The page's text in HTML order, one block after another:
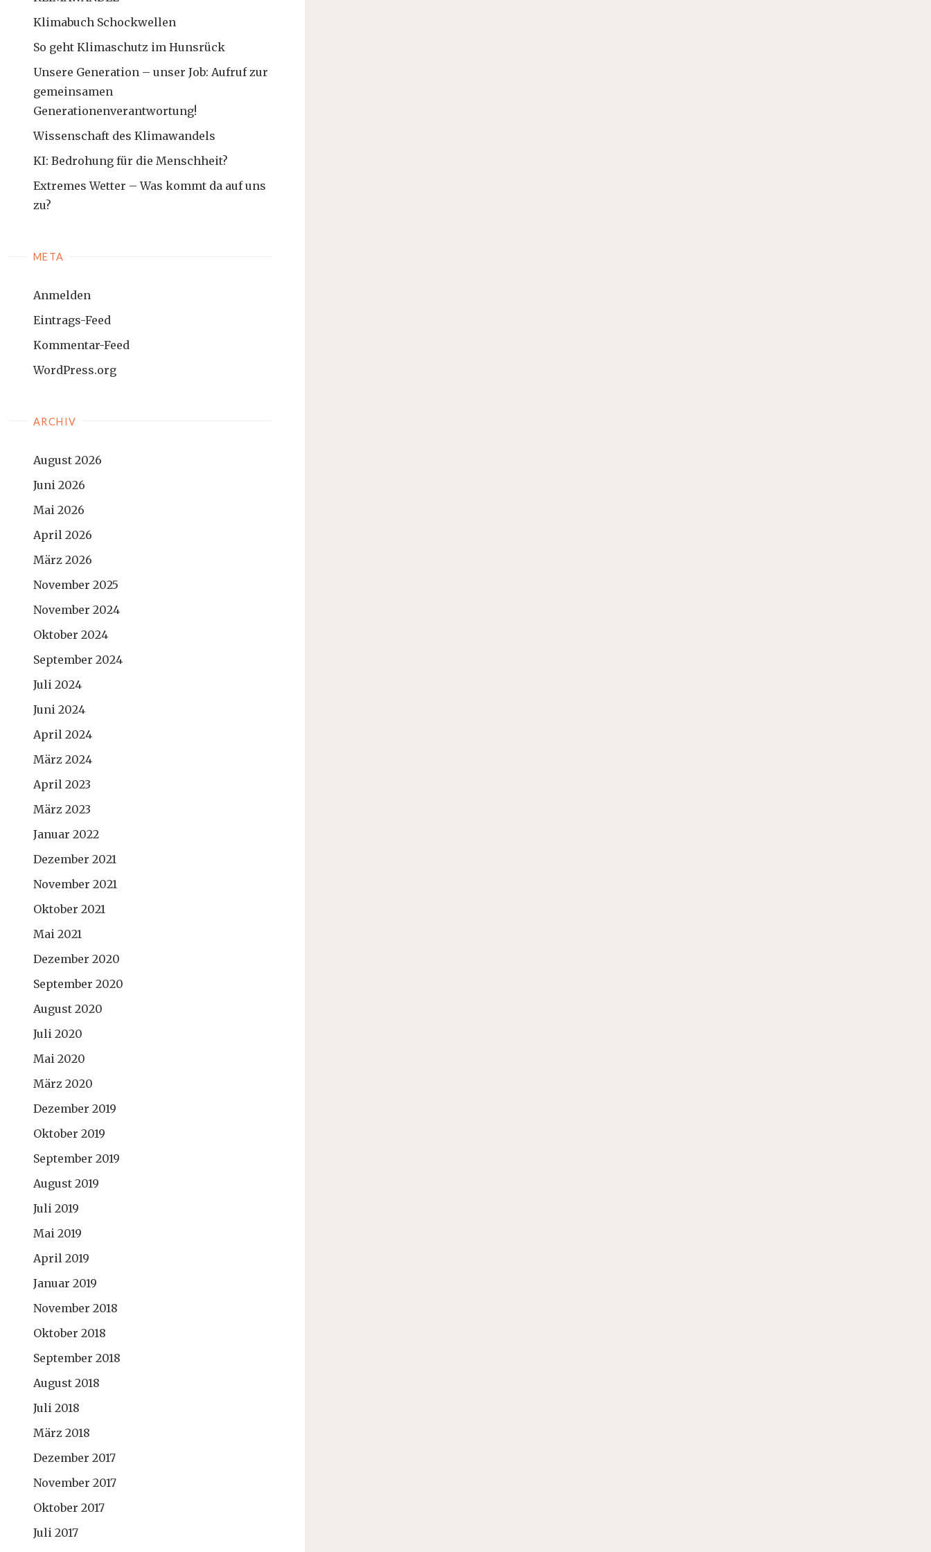
Klimabuch Schockwellen
So geht Klimaschutz im Hunsrück
Unsere Generation – unser Job: Aufruf zur
gemeinsamen
Generationenverantwortung!
Wissenschaft des Klimawandels
KI: Bedrohung für die Menschheit?
Extremes Wetter – Was kommt da auf uns
zu?
META
Anmelden
Eintrags-Feed
Kommentar-Feed
WordPress.org
ARCHIV
August 2026
Juni 2026
Mai 2026
April 2026
März 2026
November 2025
November 2024
Oktober 2024
September 2024
Juli 2024
Juni 2024
April 2024
März 2024
April 2023
März 2023
Januar 2022
Dezember 2021
November 2021
Oktober 2021
Mai 2021
Dezember 2020
September 2020
August 2020
Juli 2020
Mai 2020
März 2020
Dezember 2019
Oktober 2019
September 2019
August 2019
Juli 2019
Mai 2019
April 2019
Januar 2019
November 2018
Oktober 2018
September 2018
August 2018
Juli 2018
März 2018
Dezember 2017
November 2017
Oktober 2017
Juli 2017